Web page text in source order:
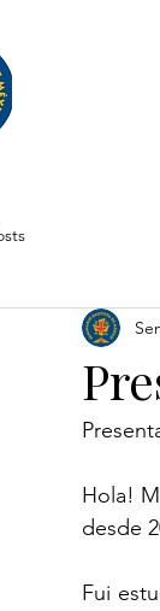
Hola!
desde
Fui